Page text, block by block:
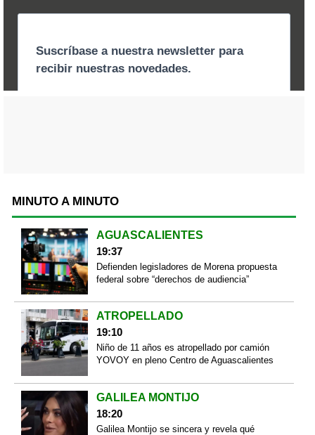
MINUTO A MINUTO
AGUASCALIENTES
19:37
Defienden legisladores de Morena propuesta
federal sobre “derechos de audiencia”
ATROPELLADO
19:10
Niño de 11 años es atropellado por camión
YOVOY en pleno Centro de Aguascalientes
GALILEA MONTIJO
18:20
Galilea Montijo se sincera y revela qué